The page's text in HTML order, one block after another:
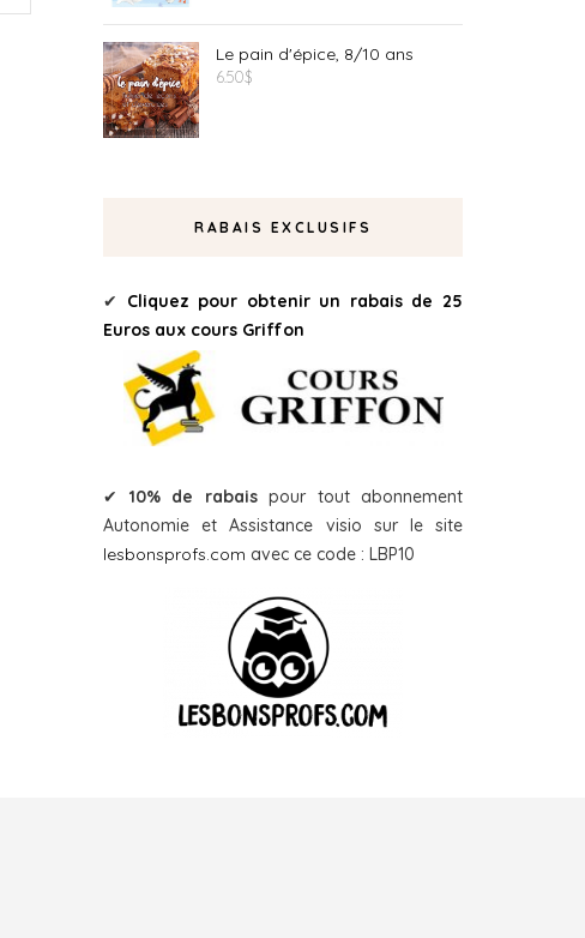
Le pain d'épice, 8/10 ans
6.50$
RABAIS EXCLUSIFS
✔ Cliquez pour obtenir un rabais de 25
Euros aux cours Griffon
✔ 10% de rabaispour tout abonnement
Autonomie et Assistance visio sur le site
lesbonsprofs.com avec ce code : LBP10